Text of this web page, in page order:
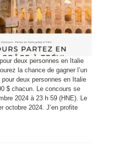
deux personnes en Italie
la chance de gagner l’un
deux personnes en Italie
$ chacun. Le concours se
2024 à 23 h 59 (HNE). Le
octobre 2024. J’en profite